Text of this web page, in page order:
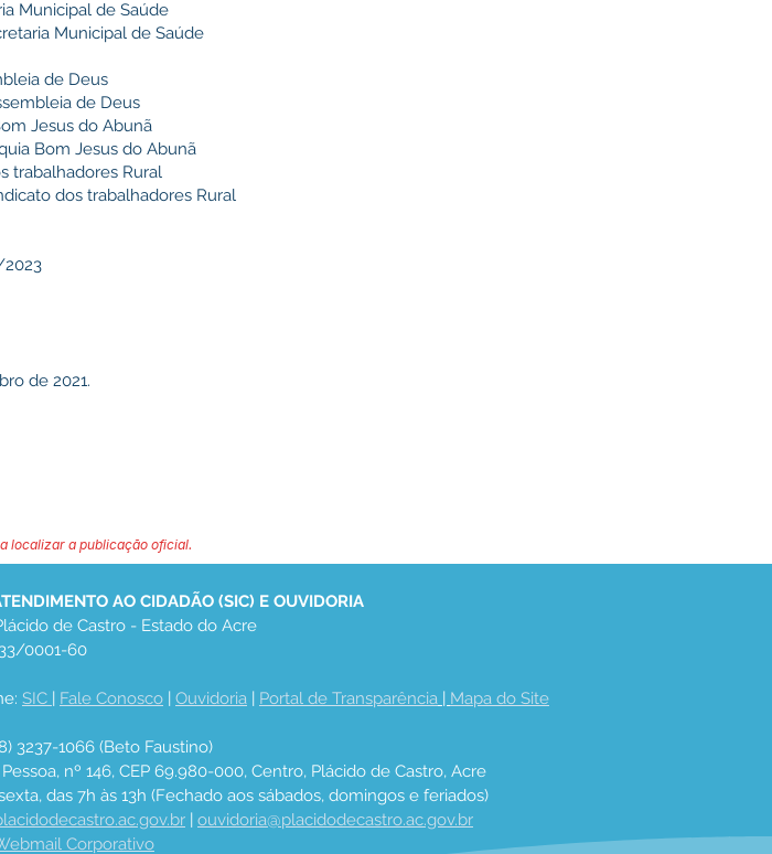
Municipal de Saúde
Municipal de Saúde
de Deus
de Deus
Jesus do Abunã
Bom Jesus do Abunã
trabalhadores Rural
dos trabalhadores Rural
2023
de 2021.
localizar a publicação oficial.
AO CIDADÃO (SIC) E OUVIDORIA
de Castro - Estado do Acre
0001-60
SIC | Fale Conosco | Ouvidoria | Portal de Transparência | Mapa do Site
3237-1066 (Beto Faustino)
nº 146, CEP 69.980-000, Centro, Plácido de Castro, Acre
das 7h às 13h (Fechado aos sábados, domingos e feriados)
| ouvidoria@placidodecastro.ac.gov.br
Corporativo